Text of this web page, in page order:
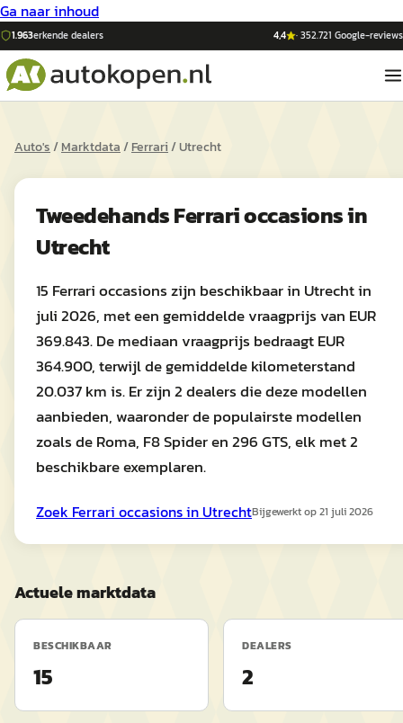
Ga naar inhoud
1.963erkende dealers 4,4 ·352.721 Google-reviews
Auto's/Marktdata/Ferrari/Utrecht
TweedehandsFerrarioccasions in
Utrecht
15 Ferrari occasions zijn beschikbaar in Utrecht in
juli 2026, met een gemiddelde vraagprijs van EUR
369.843. De mediaan vraagprijs bedraagt EUR
364.900, terwijl de gemiddelde kilometerstand
20.037 km is. Er zijn 2 dealers die deze modellen
aanbieden, waaronder de populairste modellen
zoals de Roma, F8 Spider en 296 GTS, elk met 2
beschikbare exemplaren.
Zoek Ferrari occasions in UtrechtBijgewerkt op21 juli 2026
Actuele marktdata
BESCHIKBAAR
15
DEALERS
2